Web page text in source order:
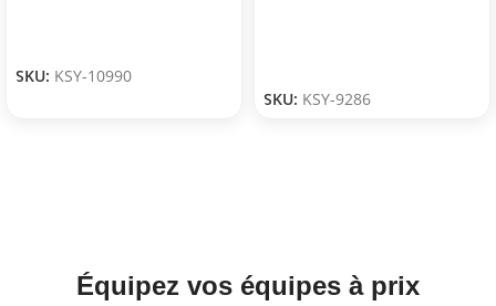
SKU: KSY-10990
SKU: KSY-9286
Équipez vos équipes à prix